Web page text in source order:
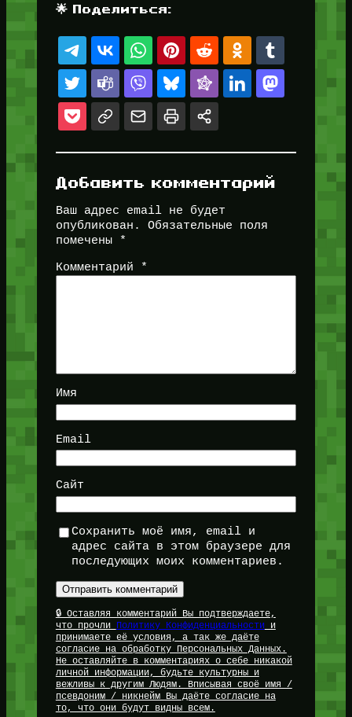
🌟 Поделиться:
Добавить комментарий
Ваш адрес email не будет
опубликован.
Обязательные поля
помечены
*
Комментарий *
Имя
Email
Сайт
Сохранить моё имя, email и
адрес сайта в этом браузере для
последующих моих комментариев.
🔒 Оставляя комментарий Вы подтверждаете,
что прочли Политику Конфиденциальностии
принимаете её условия, а так же даёте
согласие на обработку Персональных Данных.
Не оставляйте в комментариях о себе никакой
личной информации, будьте культурны и
вежливы к другим Людям. Вписывая своё имя /
псевдоним / никнейм Вы даёте согласие на
то, что они будут видны всем.